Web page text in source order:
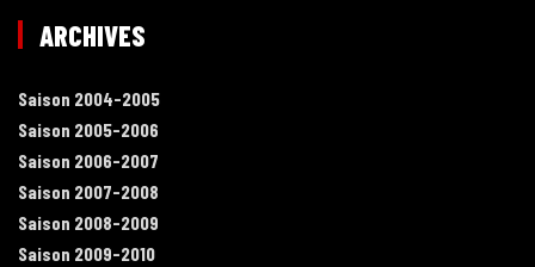
ARCHIVES
Saison 2004-2005
Saison 2005-2006
Saison 2006-2007
Saison 2007-2008
Saison 2008-2009
Saison 2009-2010